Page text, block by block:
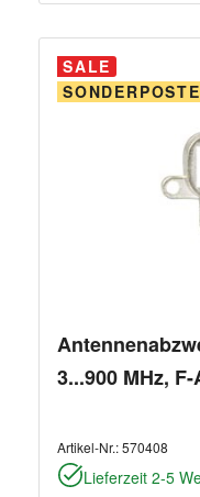
SALE
3...900 MHz,
Artikel-Nr.:570408
Lieferzeit 2-5